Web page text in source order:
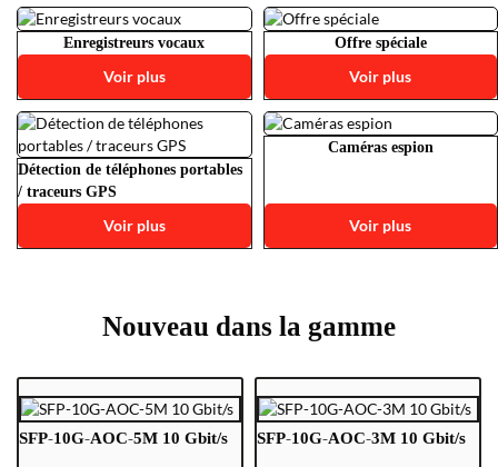
Enregistreurs vocaux
Voir plus
Offre spéciale
Voir plus
Détection de téléphones portables
/ traceurs GPS
Voir plus
Caméras espion
Voir plus
Nouveau dans la gamme
SFP-10G-AOC-5M 10 Gbit/s SFP-10G-AOC-3M 10 Gbit/s